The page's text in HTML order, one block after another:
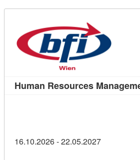
Human Resources
16.10.2026 - 22.05.2027